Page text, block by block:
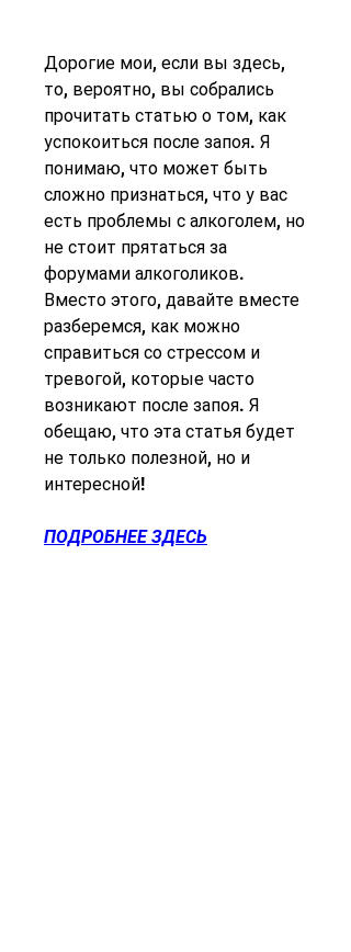
Дорогие мои, если вы здесь,
то, вероятно, вы собрались
прочитать статью о том, как
успокоиться после запоя. Я
понимаю, что может быть
сложно признаться, что у вас
есть проблемы с алкоголем, но
не стоит прятаться за
форумами алкоголиков.
Вместо этого, давайте вместе
разберемся, как можно
справиться со стрессом и
тревогой, которые часто
возникают после запоя. Я
обещаю, что эта статья будет
не только полезной, но и
интересной!
ПОДРОБНЕЕ ЗДЕСЬ